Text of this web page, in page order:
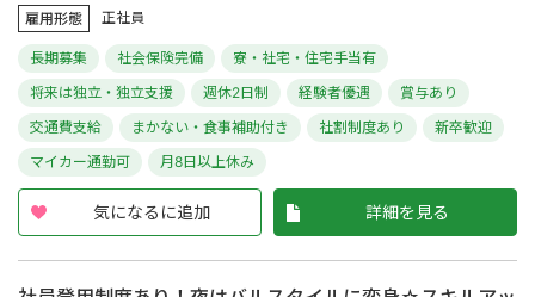
雇用形態
正社員
長期募集 社会保険完備
寮・社宅・住宅手当有
将来は独立・独立支援
週休2日制 経験者優遇
賞与あり
交通費支給
まかない・食事補助付き 社割制度あり
新卒歓迎
マイカー通勤可
月8日以上休み
気になるに追加 詳細を見る